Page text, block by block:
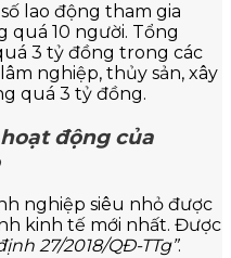
lao động tham gia
quá 10 người. Tổng
3 tỷ đồng trong các
nghiệp, thủy sản, xây
quá 3 tỷ đồng.
động của
nghiệp siêu nhỏ được
kinh tế mới nhất. Được
27/2018/QĐ-TTg”.